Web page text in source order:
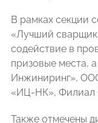
В рамках секции
«Лучший сварщик
содействие в
призовые места,
Инжиниринг»,
«ИЦ-НК», Филиал
Также отмечены